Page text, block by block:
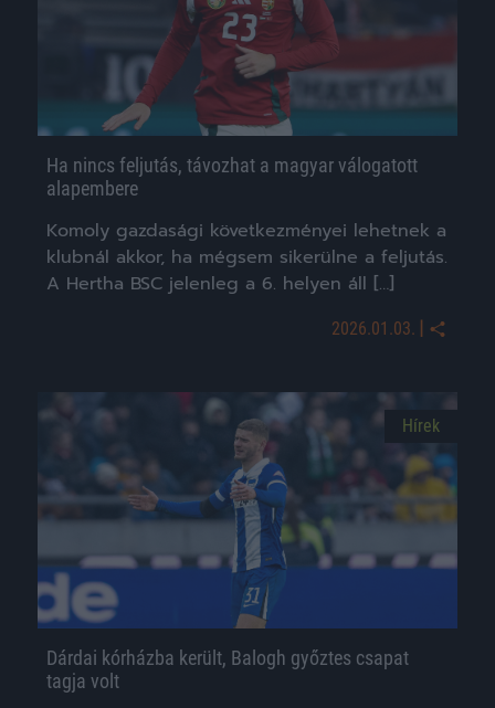
Ha nincs feljutás, távozhat a magyar válogatott
alapembere
Komoly gazdasági következményei lehetnek a
klubnál akkor, ha mégsem sikerülne a feljutás.
A Hertha BSC jelenleg a 6. helyen áll […]
2026.01.03. |
Hírek
Dárdai kórházba került, Balogh győztes csapat
tagja volt